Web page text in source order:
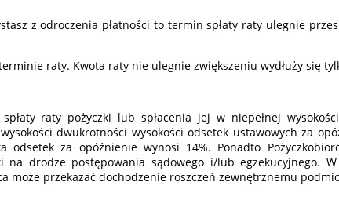
z odroczenia płatności to termin spłaty raty ulegnie
raty. Kwota raty nie ulegnie zwiększeniu wydłuży się
raty pożyczki lub spłacenia jej w niepełnej wysokości
dwukrotności wysokości odsetek ustawowych za
za opóźnienie wynosi 14%. Ponadto
na drodze postępowania sądowego i/lub egzekucyjnego.
może przekazać dochodzenie roszczeń zewnętrznemu